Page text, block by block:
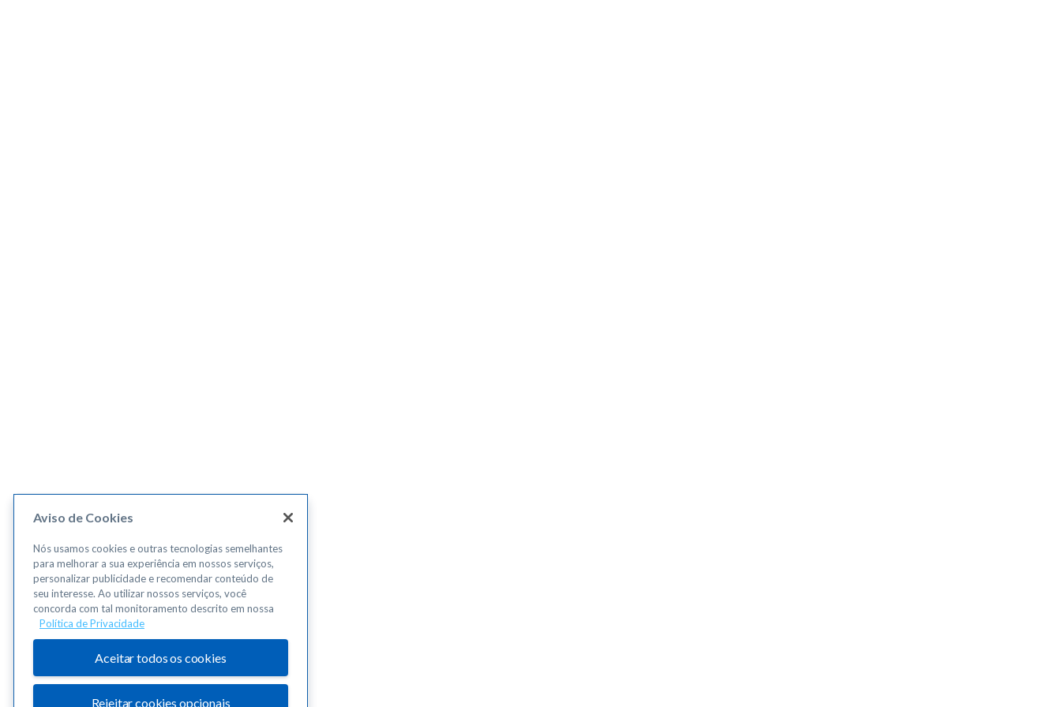
Aviso de Cookies
Nós usamos cookies e outras tecnologias semelhantes
para melhorar a sua experiência em nossos serviços,
personalizar publicidade e recomendar conteúdo de
seu interesse. Ao utilizar nossos serviços, você
concorda com tal monitoramento descrito em nossa
Política de Privacidade
Aceitar todos os cookies
Rejeitar cookies opcionais